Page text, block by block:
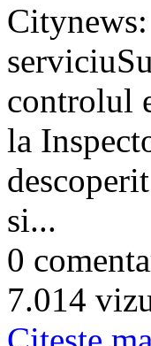
controlul
la
si...
0
7.014